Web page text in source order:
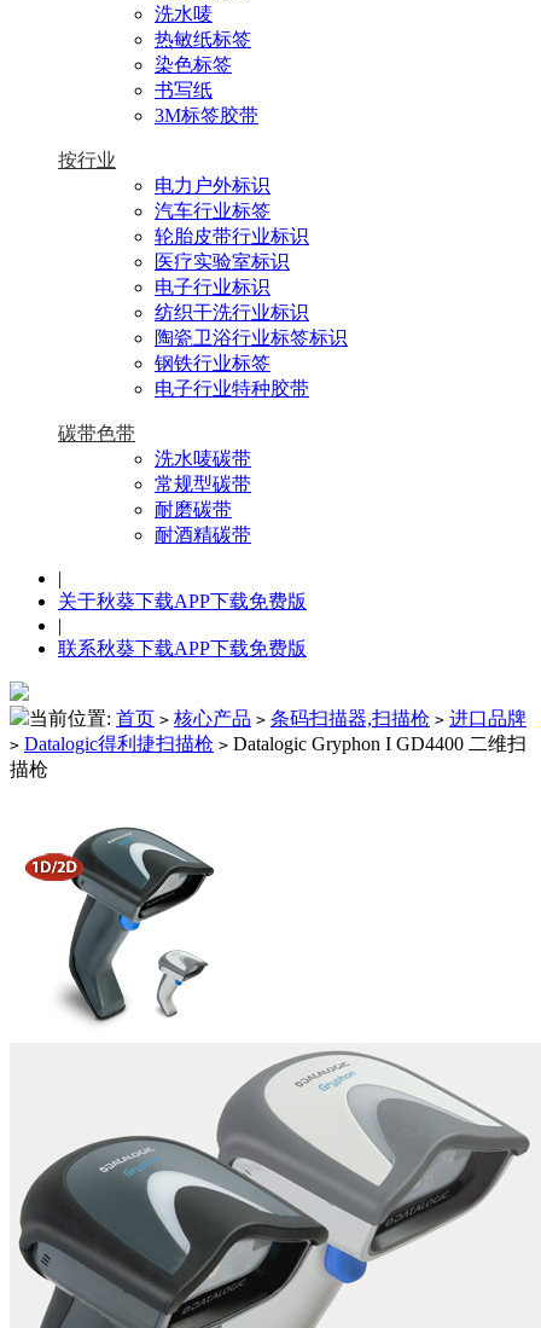
洗水唛
热敏纸标签
染色标签
书写纸
3M标签胶带
按行业
电力户外标识
汽车行业标签
轮胎皮带行业标识
医疗实验室标识
电子行业标识
纺织干洗行业标识
陶瓷卫浴行业标签标识
钢铁行业标签
电子行业特种胶带
碳带色带
洗水唛碳带
常规型碳带
耐磨碳带
耐酒精碳带
|
关于秋葵下载APP下载免费版
|
联系秋葵下载APP下载免费版
当前位置: 首页 > 核心产品 > 条码扫描器,扫描枪 > 进口品牌
> Datalogic得利捷扫描枪 > Datalogic Gryphon I GD4400 二维扫
描枪